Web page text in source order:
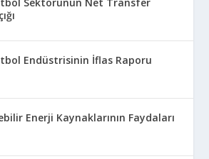
Endüstrisinin İflas Raporu
Enerji Kaynaklarının Faydaları